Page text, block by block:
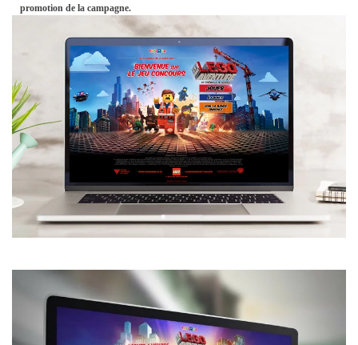
promotion de la campagne.